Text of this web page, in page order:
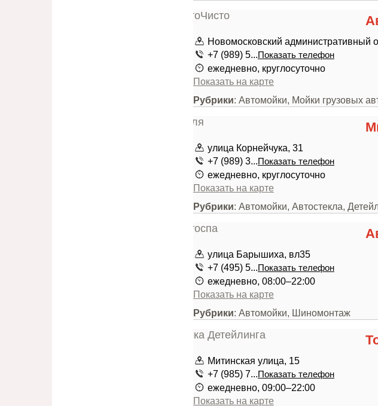
Новомосковский административный
+7 (989) 5...Показать телефон
ежедневно, круглосуточно
Показать на карте
Рубрики: Автомойки, Мойки грузовых
улица Корнейчука, 31
+7 (989) 3...Показать телефон
ежедневно, круглосуточно
Показать на карте
Рубрики: Автомойки, Автостекла,
улица Барышиха, вл35
+7 (495) 5...Показать телефон
ежедневно, 08:00–22:00
Показать на карте
Рубрики: Автомойки, Шиномонтаж
Митинская улица, 15
+7 (985) 7...Показать телефон
ежедневно, 09:00–22:00
Показать на карте